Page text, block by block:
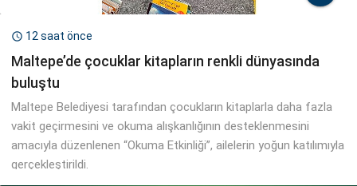
 12 saat önce
Maltepe’de çocuklar kitapların renkli dünyasında
buluştu
Maltepe Belediyesi tarafından çocukların kitaplarla daha fazla
vakit geçirmesini ve okuma alışkanlığının desteklenmesini
amacıyla düzenlenen “Okuma Etkinliği”, ailelerin yoğun katılımıyla
gerçekleştirildi.